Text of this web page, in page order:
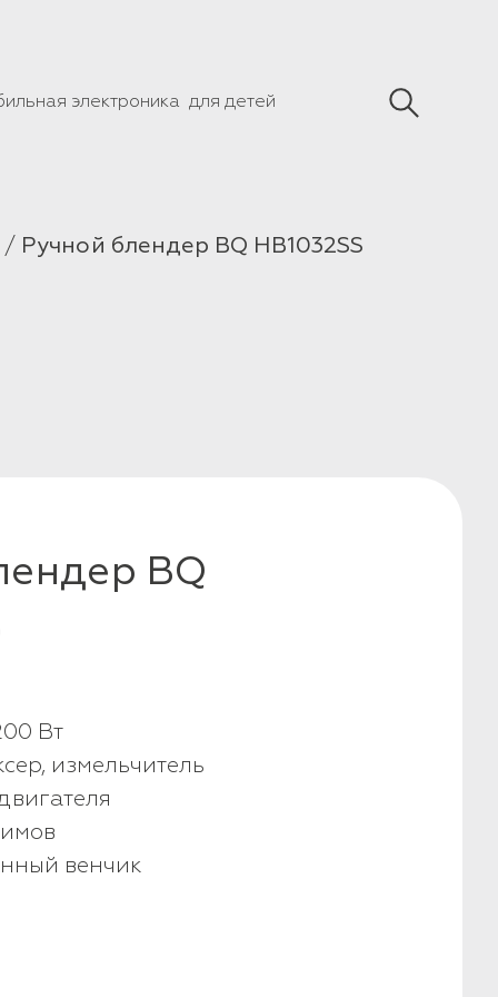
электроника для детей
Ручной блендер BQ HB1032SS
BQ
Вт
измельчитель
венчик